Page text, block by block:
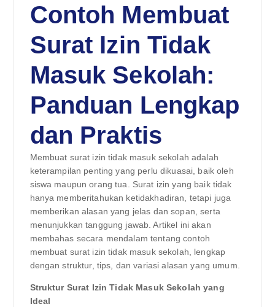
Contoh Membuat
Surat Izin Tidak
Masuk Sekolah:
Panduan Lengkap
dan Praktis
Membuat surat izin tidak masuk sekolah adalah
keterampilan penting yang perlu dikuasai, baik oleh
siswa maupun orang tua. Surat izin yang baik tidak
hanya memberitahukan ketidakhadiran, tetapi juga
memberikan alasan yang jelas dan sopan, serta
menunjukkan tanggung jawab. Artikel ini akan
membahas secara mendalam tentang contoh
membuat surat izin tidak masuk sekolah, lengkap
dengan struktur, tips, dan variasi alasan yang umum.
Struktur Surat Izin Tidak Masuk Sekolah yang
Ideal